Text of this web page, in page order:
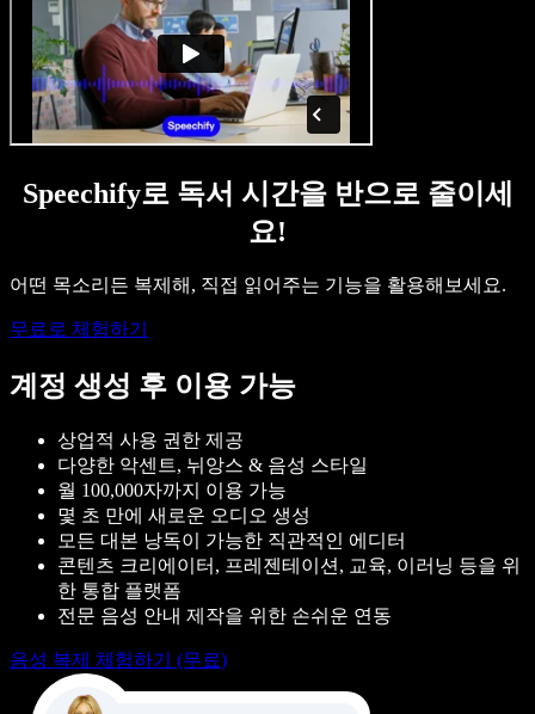
Speechify로 독서 시간을 반으로 줄이세
요!
어떤 목소리든 복제해, 직접 읽어주는 기능을 활용해보세요.
무료로 체험하기
계정 생성 후 이용 가능
상업적 사용 권한 제공
다양한 악센트, 뉘앙스 & 음성 스타일
월 100,000자까지 이용 가능
몇 초 만에 새로운 오디오 생성
모든 대본 낭독이 가능한 직관적인 에디터
콘텐츠 크리에이터, 프레젠테이션, 교육, 이러닝 등을 위
한 통합 플랫폼
전문 음성 안내 제작을 위한 손쉬운 연동
음성 복제 체험하기 (무료)